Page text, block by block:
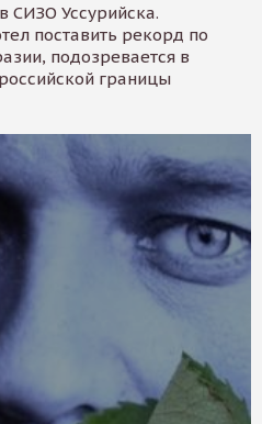
СИЗО Уссурийска.
поставить рекорд по
подозревается в
границы